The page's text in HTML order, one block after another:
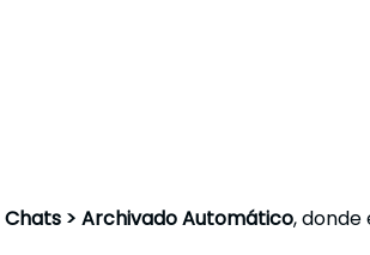
Chats > Archivado Automático, donde